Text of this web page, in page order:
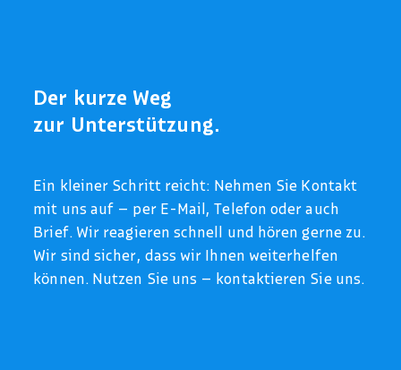
Der kurze Weg
zur Unterstützung.
Ein kleiner Schritt reicht: Nehmen Sie Kontakt
mit uns auf – per E-Mail, Telefon oder auch
Brief. Wir reagieren schnell und hören gerne zu.
Wir sind sicher, dass wir Ihnen weiterhelfen
können. Nutzen Sie uns – kontaktieren Sie uns.